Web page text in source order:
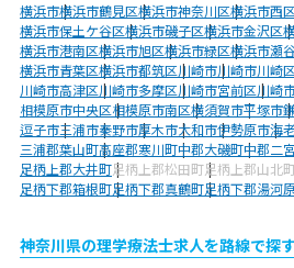
横浜市横浜市鶴見区横浜市神奈川区横浜市西
横浜市保土ケ谷区横浜市磯子区横浜市金沢区
横浜市港南区横浜市旭区横浜市緑区横浜市瀬
横浜市青葉区横浜市都筑区川崎市川崎市川崎
川崎市高津区川崎市多摩区川崎市宮前区川崎
相模原市中央区相模原市南区横須賀市平塚市
逗子市三浦市秦野市厚木市大和市伊勢原市海
三浦郡葉山町高座郡寒川町中郡大磯町中郡二
足柄上郡大井町足柄上郡松田町足柄上郡山北
足柄下郡箱根町足柄下郡真鶴町足柄下郡湯河
神奈川県の理学療法士求人を路線で探す